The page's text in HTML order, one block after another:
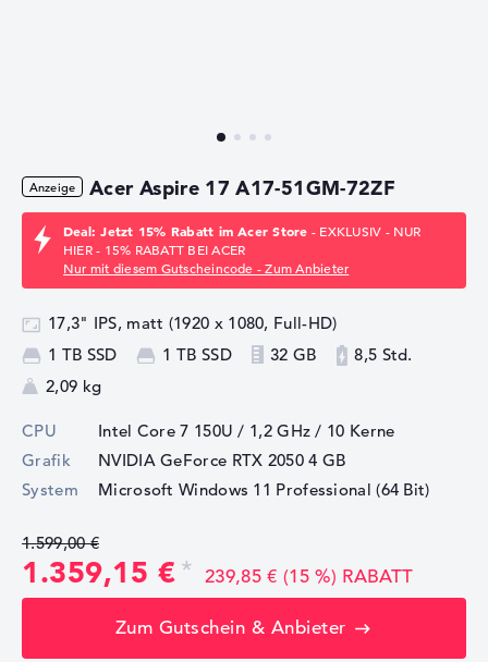
Acer Aspire 17 A17-51GM-72ZF
Deal: Jetzt 15% Rabatt im Acer Store - EXKLUSIV - NUR
HIER - 15% RABATT BEI ACER
Nur mit diesem Gutscheincode - Zum Anbieter
17,3" IPS, matt (1920 x 1080, Full-HD)
1 TB SSD
1 TB SSD 32 GB
8,5 Std.
2,09 kg
CPU Intel Core 7 150U / 1,2 GHz / 10 Kerne
Grafik
NVIDIA GeForce RTX 20504 GB
System
Microsoft Windows 11 Professional (64 Bit)
1.599,00 €
1.359,15 € 239,85 € (15 %) RABATT
Zum Gutschein & Anbieter